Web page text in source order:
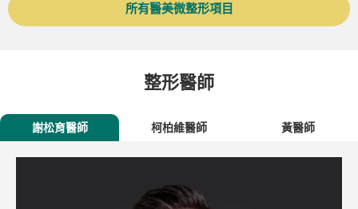
所有醫美微整形項目
整形醫師
謝松育醫師 柯柏維醫師 黃醫師